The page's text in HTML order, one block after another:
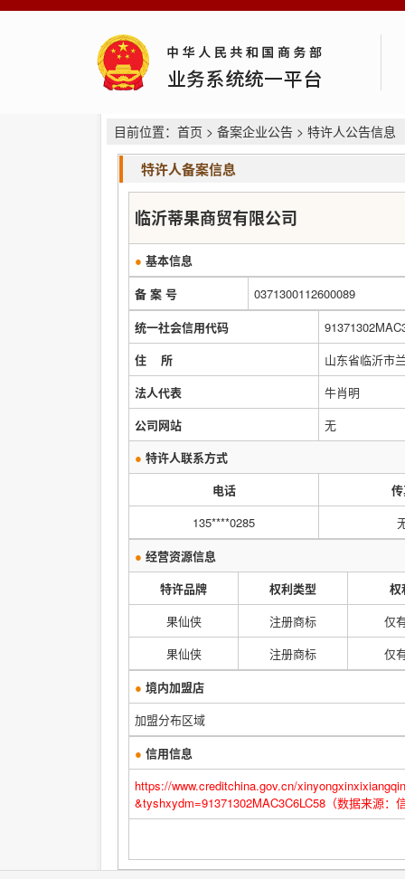
目前位置： 首页 > 备案企业公告 > 特许人公告信息
特许人备案信息
临沂蒂果商贸有限公司
● 基本信息
备 案 号
0371300112600089
统一社会信用代码
住 所
山东省临沂市
法人代表
牛肖明
公司网站
无
● 特许人联系方式
电话
135****0285
● 经营资源信息
特许品牌
权利类型
权
果仙侠
注册商标
仅
果仙侠
注册商标
仅
● 境内加盟店
加盟分布区域
● 信用信息
https://www.creditchina.gov.cn/
&tyshxydm=91371302MAC3C6LC58（数据来源：